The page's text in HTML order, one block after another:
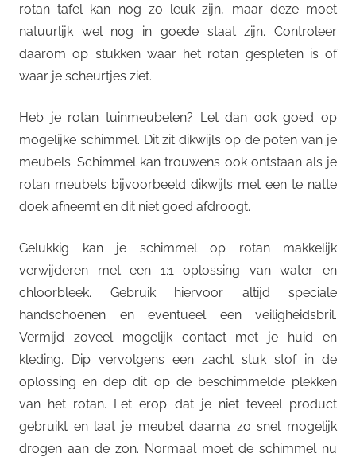
rotan tafel kan nog zo leuk zijn, maar deze moet
natuurlijk wel nog in goede staat zijn. Controleer
daarom op stukken waar het rotan gespleten is of
waar je scheurtjes ziet.
Heb je rotan tuinmeubelen? Let dan ook goed op
mogelijke schimmel. Dit zit dikwijls op de poten van je
meubels. Schimmel kan trouwens ook ontstaan als je
rotan meubels bijvoorbeeld dikwijls met een te natte
doek afneemt en dit niet goed afdroogt.
Gelukkig kan je schimmel op rotan makkelijk
verwijderen met een 1:1 oplossing van water en
chloorbleek. Gebruik hiervoor altijd speciale
handschoenen en eventueel een veiligheidsbril.
Vermijd zoveel mogelijk contact met je huid en
kleding. Dip vervolgens een zacht stuk stof in de
oplossing en dep dit op de beschimmelde plekken
van het rotan. Let erop dat je niet teveel product
gebruikt en laat je meubel daarna zo snel mogelijk
drogen aan de zon. Normaal moet de schimmel nu